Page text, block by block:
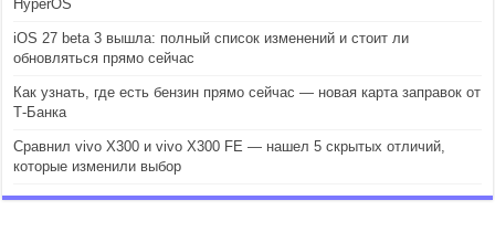
HyperOS
iOS 27 beta 3 вышла: полный список изменений и стоит ли
обновляться прямо сейчас
Как узнать, где есть бензин прямо сейчас — новая карта заправок от
Т-Банка
Сравнил vivo X300 и vivo X300 FE — нашел 5 скрытых отличий,
которые изменили выбор